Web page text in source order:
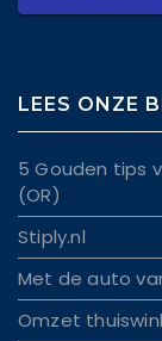
LEES ONZE
5 Gouden tips
(OR)
Stiply.nl
Met de auto
Omzet